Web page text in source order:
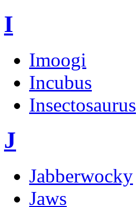
I
Imoogi
Incubus
Insectosaurus
J
Jabberwocky
Jaws